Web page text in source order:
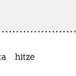
hitze